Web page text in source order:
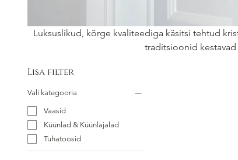
Luksuslikud, kõrge kvaliteediga käsitsi tehtud
traditsioonid kestavad
Lisa filter
Vali kategooria
Vaasid
Küünlad & Küünlajalad
Tuhatoosid